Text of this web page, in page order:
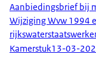
Aanbiedingsbrief bij
Wijziging Wvw 1994
Kamerstuk13-03-